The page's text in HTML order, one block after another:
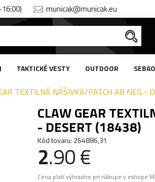
municak@municak.eu
TAKTICKÉ VESTY OUTDOOR
TEXTILNÁ NÁŠIVKA/PATCH AB NEG -
CLAW GEAR
- DESERT (18438)
Kód tovaru: 264886,31
2.90 €
Cena platí výhradne pri nákupe v eshope